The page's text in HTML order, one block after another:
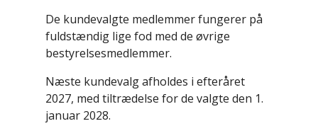
De kundevalgte medlemmer fungerer på
fuldstændig lige fod med de øvrige
bestyrelsesmedlemmer.
Næste kundevalg afholdes i efteråret
2027, med tiltrædelse for de valgte den 1.
januar 2028.